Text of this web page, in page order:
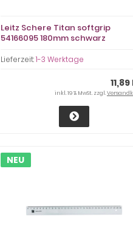
Leitz Schere Titan softgrip
54166095 180mm schwarz
Lieferzeit:1-3 Werktage
11,89
inkl. 19 % MwSt. zzgl.
NEU